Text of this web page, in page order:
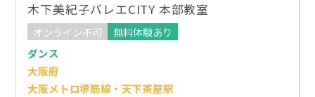
木下美紀子バレエCITY 本部教室
オンライン不可
無料体験あり
ダンス
大阪府
大阪メトロ堺筋線・天下茶屋駅